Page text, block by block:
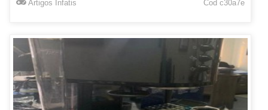
Artigos Infatis Cod c30a7e